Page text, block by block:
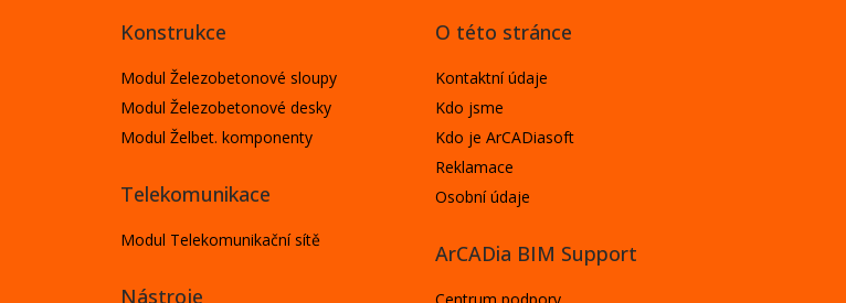
Konstrukce
Modul Železobetonové sloupy
Modul Železobetonové desky
Modul Želbet. komponenty
Telekomunikace
Modul Telekomunikační sítě
Nástroje
O této stránce
Kontaktní údaje
Kdo jsme
Kdo je ArCADiasoft
Reklamace
Osobní údaje
ArCADia BIM Support